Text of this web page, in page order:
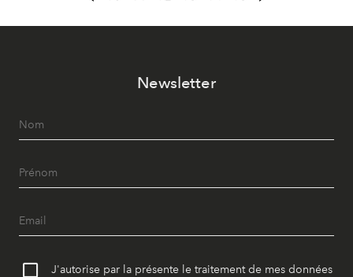
Newsletter
J'autorise par la présente le traitement de mes données